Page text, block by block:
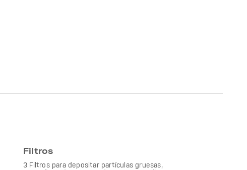
Filtros
3 Filtros para depositar partículas gruesas,